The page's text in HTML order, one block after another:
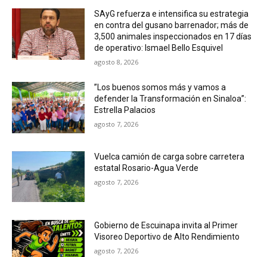
SAyG refuerza e intensifica su estrategia
en contra del gusano barrenador; más de
3,500 animales inspeccionados en 17 días
de operativo: Ismael Bello Esquivel
agosto 8, 2026
”Los buenos somos más y vamos a
defender la Transformación en Sinaloa”:
Estrella Palacios
agosto 7, 2026
Vuelca camión de carga sobre carretera
estatal Rosario-Agua Verde
agosto 7, 2026
Gobierno de Escuinapa invita al Primer
Visoreo Deportivo de Alto Rendimiento
agosto 7, 2026